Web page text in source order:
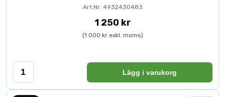
Art.Nr: 4932430483
1 250 kr
(1 000 kr exkl. moms)
Lägg i varukorg